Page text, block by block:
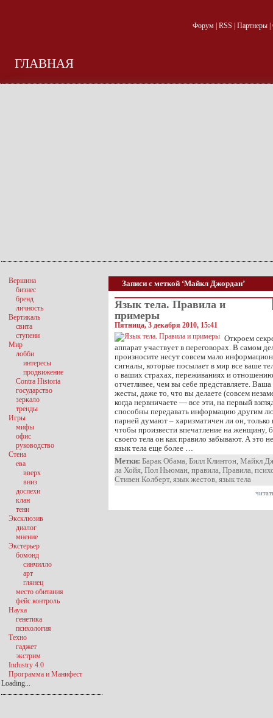
Форум| RSS Партнеры|
ГЛАВНАЯ
Записи с меткой ‘Майкл Джордан’
Язык тела. Правила и
примеры
Пятница, 3 декабря 2010, 15:41
Откроем
аппарат участвует в переговорах. В самом
произносите несут совсем мало
сигналы, которые посылает в мир все ваше
о ваших страхах, переживаниях и
отчетливее, чем вы себе представляете.
жесты, даже то, что вы делаете (совсем
когда нервничаете — все эти, на первый
способны передавать информацию другим
парней думают – харизматичен ли он, только
чтобы произвести впечатление на женщину,
своего тела он как правило забывают. А это
язык тела еще более …
Метки: Барак Обама, Билл Клинтон, Майкл
ла Хойя, Пол Ньюман, правила, Правила,
Стивен Колберт, язык жестов, язык тела
Вершина
бизнес
бренд
личность
Вертикаль
свита
ступени
Мир
лобби
интересы
продвижение
Contra Historia
государство
зеркало
тренды
Игры
мифы
офис
руководство
Стена
ева
вверх
вниз
доспехи
клан
тени
Эксклюзив
диалог
мнение
Экстерьер
бомонд
синчилло
арт
глянец
место обитания
фейс контроль
Наука
генетика
психология
Техно
гаджет
экстрим
Industry 4.0
Программа и Манифест
Loading...